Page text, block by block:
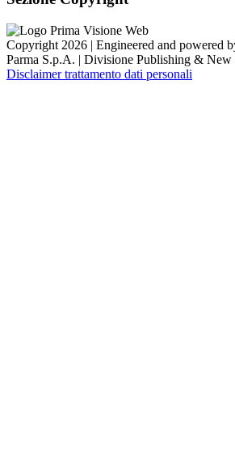
Copyright 2026 | Engineered and powered
Parma S.p.A. | Divisione Publishing & New
Disclaimer trattamento dati personali